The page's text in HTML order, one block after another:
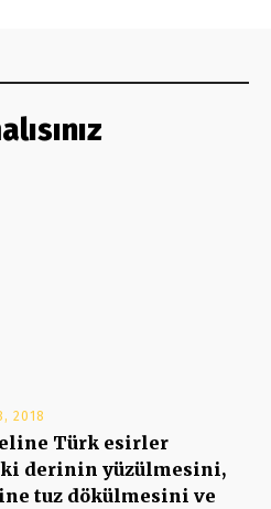
2018
eline Türk esirler
derinin yüzülmesini,
tuz dökülmesini ve